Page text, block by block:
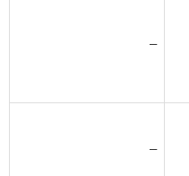
–
–